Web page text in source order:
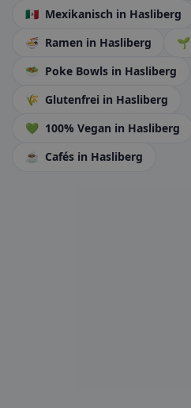
🇲🇽 Mexikanisch in Hasliberg
🍜 Ramen in Hasliberg 🌱
🥗 Poke Bowls in Hasliberg
🌾 Glutenfrei in Hasliberg
💚 100% Vegan in Hasliberg
☕ Cafés in Hasliberg